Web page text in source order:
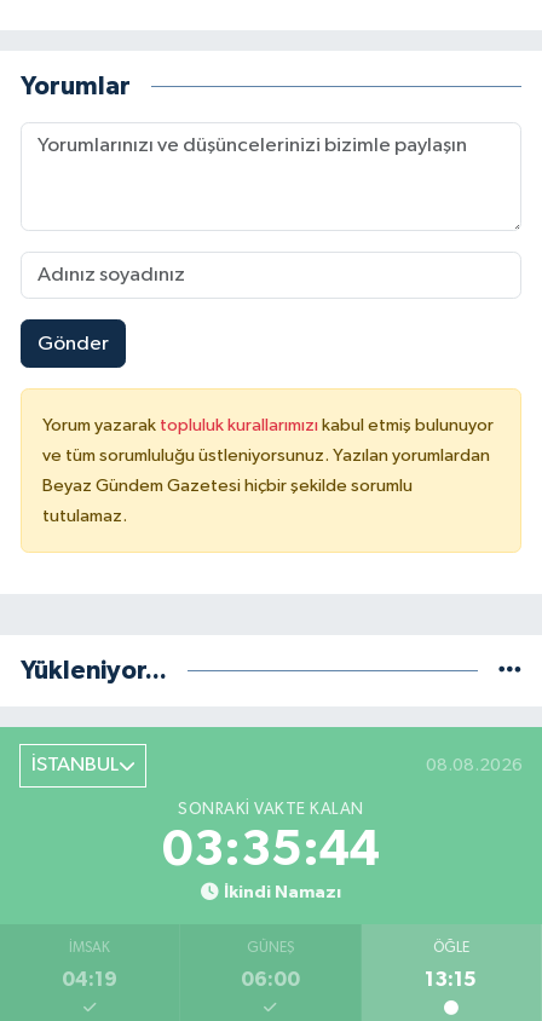
Yorumlar
Gönder
Yorum yazarak topluluk kurallarımızı kabul etmiş bulunuyor
ve tüm sorumluluğu üstleniyorsunuz. Yazılan yorumlardan
Beyaz Gündem Gazetesi hiçbir şekilde sorumlu
tutulamaz.
Yükleniyor...
İSTANBUL 08.08.2026
SONRAKI VAKTE KALAN
03:35:43
İkindi Namazı
İMSAK
04:19
GÜNEŞ
06:00
ÖĞLE
13:15